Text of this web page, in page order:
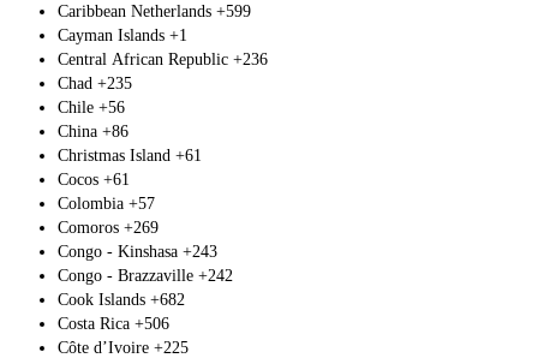
Caribbean Netherlands +599
Cayman Islands +1
Central African Republic +236
Chad +235
Chile +56
China +86
Christmas Island +61
Cocos +61
Colombia +57
Comoros +269
Congo - Kinshasa +243
Congo - Brazzaville +242
Cook Islands +682
Costa Rica +506
Côte d’Ivoire +225